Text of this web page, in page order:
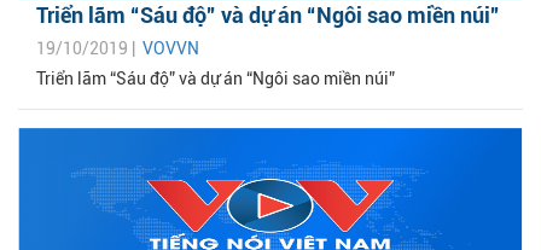
Triển lãm “Sáu độ” và dự án “Ngôi sao miền núi”
19/10/2019 | VOVVN
Triển lãm “Sáu độ” và dự án “Ngôi sao miền núi”